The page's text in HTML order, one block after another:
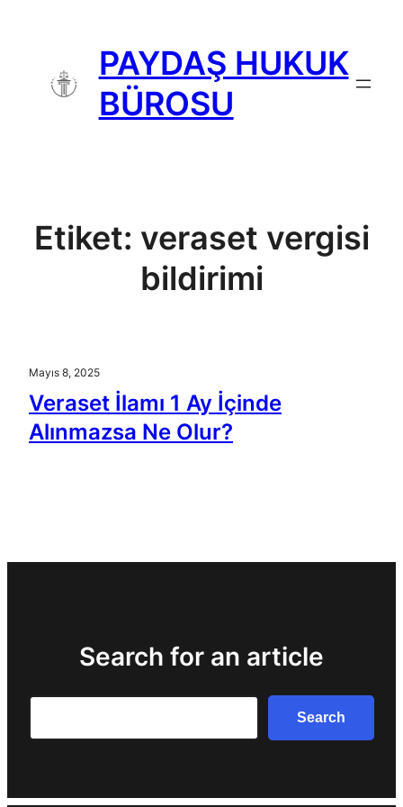
PAYDAŞ HUKUK
BÜROSU
Etiket: veraset vergisi
bildirimi
Mayıs 8, 2025
Veraset İlamı 1 Ay İçinde
Alınmazsa Ne Olur?
Search for an article
Search